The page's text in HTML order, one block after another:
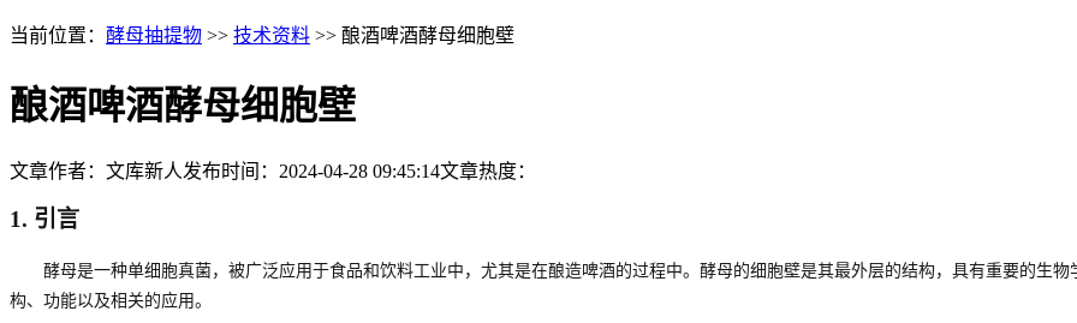
当前位置： 酵母抽提物 >> 技术资料 >> 酿酒啤酒酵母细胞壁
酿酒啤酒酵母细胞壁
文章作者：文库新人发布时间： 2024-04-28 09:45:14文章热度：
1. 引言
酵母是一种单细胞真菌，被广泛应用于食品和饮料工业中，尤其是在酿造啤酒的过程中。酵母的细胞壁是其最外层的结构，具有重要的生
构、功能以及相关的应用。